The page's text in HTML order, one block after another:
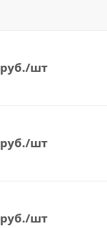
руб./шт
руб./шт
руб./шт